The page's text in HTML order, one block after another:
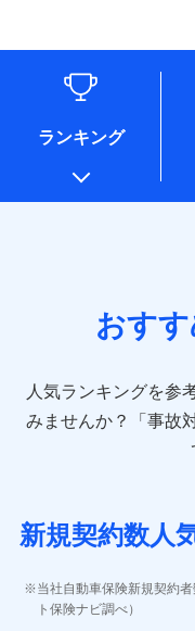
情報を取引のある他の
るために利用させて
各種セミナーの開催の
コンサルティングサー
アンケートやキャンペ
上記に係る案内・手
* 当社が委託を受けて
ームページに掲載して
あいおいニッセイ
(https://
アクサ損害保険株
direct.co.jp/)
sompo.co.jp/)
東京海上ダイレク
AIG損害保険株式会
ジェイアイ傷害火
ソニー損害保険株
(https://
ランキング
おす
人気ランキングを参
みませんか？
「事故
新規契約数人
当社自動車保険新規契約
ト保険ナビ調べ）